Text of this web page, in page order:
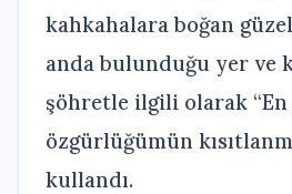
kahkahalara boğan
anda bulunduğu yer ve
şöhretle ilgili olarak
özgürlüğümün
kullandı.